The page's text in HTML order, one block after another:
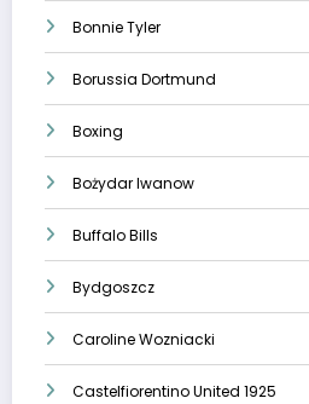
Bonnie Tyler
Borussia Dortmund
Boxing
Bożydar Iwanow
Buffalo Bills
Bydgoszcz
Caroline Wozniacki
Castelfiorentino United 1925